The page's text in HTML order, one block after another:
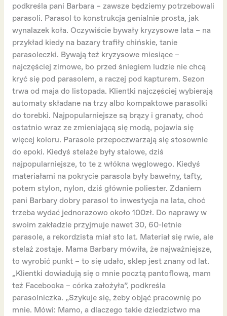
podkreśla pani Barbara – zawsze będziemy potrzebowali
parasoli. Parasol to konstrukcja genialnie prosta, jak
wynalazek koła. Oczywiście bywały kryzysowe lata – na
przykład kiedy na bazary trafiły chińskie, tanie
parasoleczki. Bywają też kryzysowe miesiące –
najczęściej zimowe, bo przed śniegiem ludzie nie chcą
kryć się pod parasolem, a raczej pod kapturem. Sezon
trwa od maja do listopada. Klientki najczęściej wybierają
automaty składane na trzy albo kompaktowe parasolki
do torebki. Najpopularniejsze są brązy i granaty, choć
ostatnio wraz ze zmieniającą się modą, pojawia się
więcej koloru. Parasole przepoczwarzają się stosownie
do epoki. Kiedyś stelaże były stalowe, dziś
najpopularniejsze, to te z włókna węglowego. Kiedyś
materiałami na pokrycie parasola były bawełny, tafty,
potem stylon, nylon, dziś głównie poliester. Zdaniem
pani Barbary dobry parasol to inwestycja na lata, choć
trzeba wydać jednorazowo około 100zł. Do naprawy w
swoim zakładzie przyjmuje nawet 30, 60-letnie
parasole, a rekordzista miał sto lat. Materiał się rwie, ale
stelaż zostaje. Mama Barbary mówiła, że najważniejsze,
to wyrobić punkt – to się udało, sklep jest znany od lat.
„Klientki dowiadują się o mnie pocztą pantoflową, mam
też Facebooka – córka założyła”, podkreśla
parasolniczka. „Szykuje się, żeby objąć pracownię po
mnie. Mówi: Mamo, a dlaczego takie dziedzictwo ma